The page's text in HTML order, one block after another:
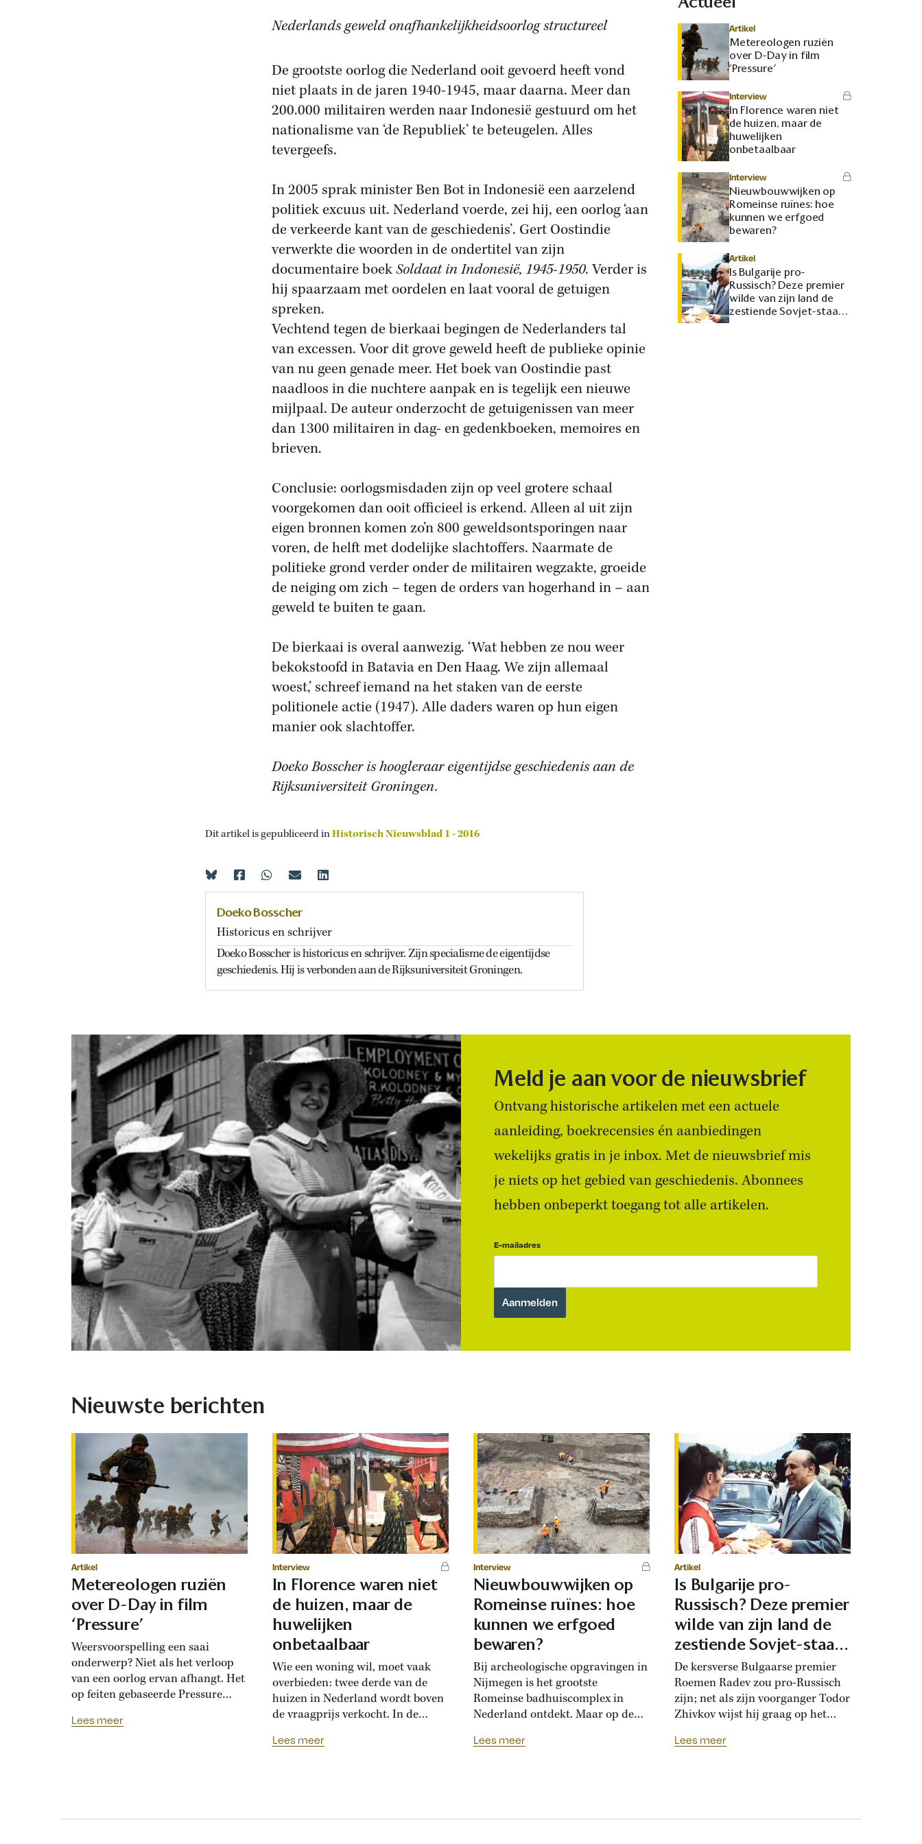
Nederlands geweld onafhankelijkheidsoorlog structureel
De grootste oorlog die Nederland ooit gevoerd heeft vond
niet plaats in de jaren 1940-1945, maar daarna. Meer dan
200.000 militairen werden naar Indonesië gestuurd om het
nationalisme van ‘de Republiek’ te beteugelen. Alles
tevergeefs.
In 2005 sprak minister Ben Bot in Indonesië een aarzelend
politiek excuus uit. Nederland voerde, zei hij, een oorlog ‘aan
de verkeerde kant van de geschiedenis’. Gert Oostindie
verwerkte die woorden in de ondertitel van zijn
documentaire boekSoldaat in Indonesië, 1945-1950. Verder is
hij spaarzaam met oordelen en laat vooral de getuigen
spreken.
Vechtend tegen de bierkaai begingen de Nederlanders tal
van excessen. Voor dit grove geweld heeft de publieke opinie
van nu geen genade meer. Het boek van Oostindie past
naadloos in die nuchtere aanpak en is tegelijk een nieuwe
mijlpaal. De auteur onderzocht de getuigenissen van meer
dan 1300 militairen in dag- en gedenkboeken, memoires en
brieven.
Conclusie: oorlogsmisdaden zijn op veel grotere schaal
voorgekomen dan ooit officieel is erkend. Alleen al uit zijn
eigen bronnen komen zo’n 800 geweldsontsporingen naar
voren, de helft met dodelijke slachtoffers. Naarmate de
politieke grond verder onder de militairen wegzakte, groeide
de neiging om zich – tegen de orders van hogerhand in – aan
geweld te buiten te gaan.
De bierkaai is overal aanwezig. ‘Wat hebben ze nou weer
bekokstoofd in Batavia en Den Haag. We zijn allemaal
woest,’ schreef iemand na het staken van de eerste
politionele actie (1947). Alle daders waren op hun eigen
manier ook slachtoffer.
Doeko Bosscher is hoogleraar eigentijdse geschiedenis aan de
Rijksuniversiteit Groningen.
Artikel
Metereologen ruziën
over D-Day in film
‘Pressure’
Interview
In Florence waren niet
de huizen, maar de
huwelijken
onbetaalbaar
Interview
Nieuwbouwwijken op
Romeinse ruïnes: hoe
kunnen we erfgoed
bewaren?
Artikel
Is Bulgarije pro-
Russisch? Deze premier
wilde van zijn land de
zestiende Sovjet-staat
maken
Dit artikel is gepubliceerd inHistorisch Nieuwsblad 1 - 2016
Doeko Bosscher
Historicus en schrijver
Doeko Bosscher is historicus en schrijver. Zijn specialisme de eigentijdse
geschiedenis. Hij is verbonden aan de Rijksuniversiteit Groningen.
Meld je aan voor de nieuwsbrief
Ontvang historische artikelen met een actuele
aanleiding, boekrecensies én aanbiedingen
wekelijks gratis in je inbox. Met de nieuwsbrief mis
je niets op het gebied van geschiedenis. Abonnees
hebben onbeperkt toegang tot alle artikelen.
E-mailadres
Nieuwste berichten
Artikel
Metereologen ruziën
over D-Day in film
‘Pressure’
Weersvoorspelling een saai
onderwerp? Niet als het verloop
van een oorlog ervan afhangt. Het
op feiten gebaseerde Pressure
tussen geallieerde meteorologen
maand eerder was gepland,
Lees meer
Interview
In Florence waren niet
de huizen, maar de
huwelijken
onbetaalbaar
Wie een woning wil, moet vaak
overbieden: twee derde van de
huizen in Nederland wordt boven
de vraagprijs verkocht. In de
ook last van overbiedingsgekte:
Lees meer
Interview
Nieuwbouwwijken op
Romeinse ruïnes: hoe
kunnen we erfgoed
bewaren?
Bij archeologische opgravingen in
Nijmegen is het grootste
Romeinse badhuiscomplex in
Nederland ontdekt. Maar op de
binnenkort een nieuwe woonwijk
Lees meer
Artikel
Is Bulgarije pro-
Russisch? Deze premier
wilde van zijn land de
zestiende Sovjet-staat
maken
De kersverse Bulgaarse premier
Roemen Radev zou pro-Russisch
zijn; net als zijn voorganger Todor
Zhivkov wijst hij graag op het
1878. Die vroegere premier was zo
Lees meer